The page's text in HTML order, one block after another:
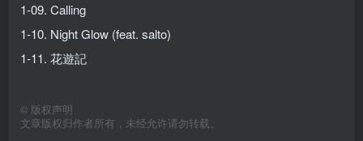
1-09. Calling
1-10. Night Glow (feat. salto)
1-11. 花遊記
© 版权声明
文章版权归作者所有，未经允许请勿转载。